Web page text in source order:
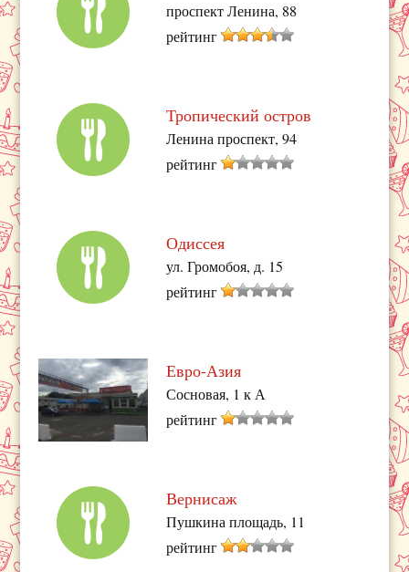
проспект Ленина, 88
рейтинг
Тропический остров
Ленина проспект, 94
рейтинг
Одиссея
ул. Громобоя, д. 15
рейтинг
Евро-Азия
Сосновая, 1 к А
рейтинг
Вернисаж
Пушкина площадь, 11
рейтинг